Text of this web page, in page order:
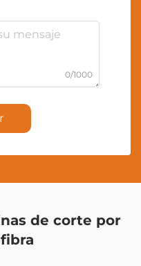
0/1000
de corte por